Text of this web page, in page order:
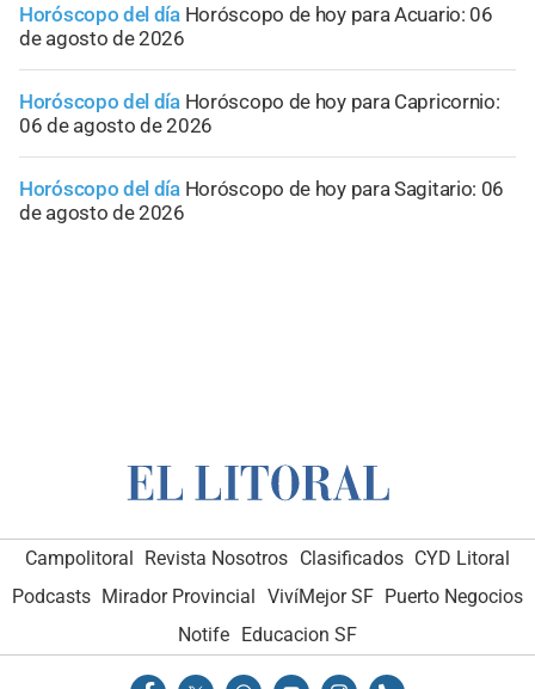
Horóscopo del día Horóscopo de hoy para Acuario: 06
de agosto de 2026
Horóscopo del día Horóscopo de hoy para Capricornio:
06 de agosto de 2026
Horóscopo del día Horóscopo de hoy para Sagitario: 06
de agosto de 2026
Campolitoral Revista Nosotros Clasificados CYD Litoral
Podcasts Mirador Provincial VivíMejor SF Puerto Negocios
Notife Educacion SF